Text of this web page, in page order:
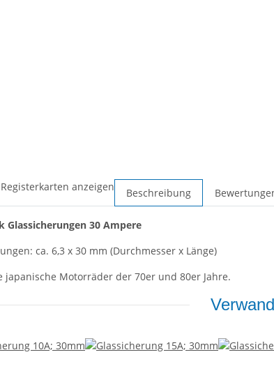
anzeigen Beschreibung
Glassicherungen 30 Ampere
ca. 6,3 x 30 mm (Durchmesser x Länge)
japanische Motorräder der 70er und 80er Jahre.